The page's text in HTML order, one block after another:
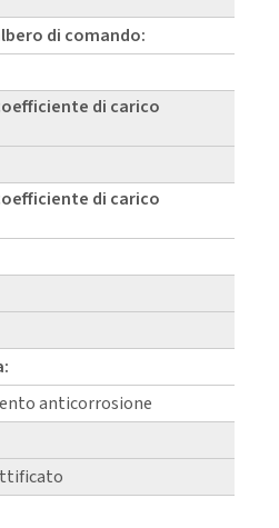
di comando:
di carico
di carico
anticorrosione